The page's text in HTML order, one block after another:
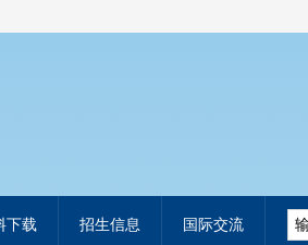
下载 招生信息 国际交流